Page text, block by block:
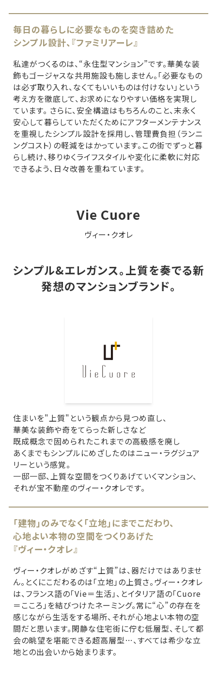
毎日の暮らしに必要なものを突き詰めた
シンプル設計、『ファミリアーレ』
私達がつくるのは、“永住型マンション”です。華美な装
飾もゴージャスな共用施設も施しません。「必要なもの
は必ず取り入れ、なくてもいいものは付けない」という
考え方を徹底して、お求めになりやすい価格を実現し
ています。 さらに、安全構造はもちろんのこと、末永く
安心して暮らしていただくためにアフターメンテナンス
を重視したシンプル設計を採用し、管理費負担（ランニ
ングコスト）の軽減をはかっています。この街でずっと暮
らし続け、移りゆくライフスタイルや変化に柔軟に対応
できるよう、日々改善を重ねています。
Vie Cuore
ヴィー・クオレ
シンプル&エレガンス。上質を奏でる新
発想のマンションブランド。
住まいを"上質"という観点から見つめ直し、
華美な装飾や奇をてらった新しさなど
既成概念で固められたこれまでの高級感を廃し
あくまでもシンプルにめざしたのはニュー・ラグジュア
リーという感覚。
一邸一邸、上質な空間をつくりあげていくマンション、
それが宝不動産のヴィー・クオレです。
「建物」のみでなく「立地」にまでこだわり、
心地よい本物の空間をつくりあげた
『ヴィー・クオレ』
ヴィー・クオレがめざす“上質”は、器だけではありませ
ん。とくにこだわるのは「立地」の上質さ。ヴィー・クオレ
は、フランス語の「Vie＝生活」、とイタリア語の「Cuore
＝こころ」を結びつけたネーミング。常に“心”の存在を
感じながら生活をする場所、それが心地よい本物の空
間だと思います。閑静な住宅街に佇む低層型、そして都
会の眺望を堪能できる超高層型…、すべては希少な立
地との出会いから始まります。